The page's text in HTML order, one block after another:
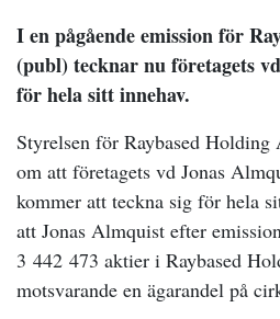
I en pågående emission för
(publ) tecknar nu företagets
för hela sitt innehav.
Styrelsen för Raybased
om att företagets vd Jonas
kommer att teckna sig för hela
att Jonas Almquist efter
3 442 473 aktier i Raybased
motsvarande en ägarandel på